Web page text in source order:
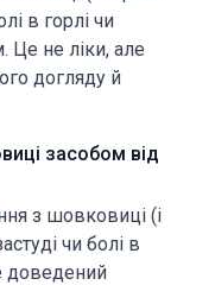
в горлі чи
Це не ліки, але
догляду й
засобом від
з шовковиці (і
чи болі в
доведений